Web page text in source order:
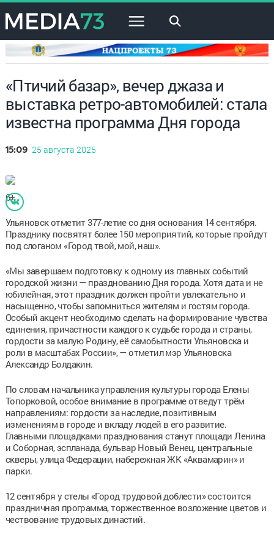
×
«Птичий базар», вечер джаза и
выставка ретро-автомобилей: стала
известна программа Дня города
15:09 25 августа 2025
6+
Ульяновск отметит 377-летие со дня основания 14 сентября.
Празднику посвятят более 150 мероприятий, которые пройдут
под слоганом «Город твой, мой, наш».
«Мы завершаем подготовку к одному из главных событий
городской жизни — празднованию Дня города. Хотя дата и не
юбилейная, этот праздник должен пройти увлекательно и
насыщенно, чтобы запомниться жителям и гостям города.
Особый акцент необходимо сделать на формирование чувства
единения, причастности каждого к судьбе города и страны,
гордости за малую Родину, её самобытности Ульяновска и
роли в масштабах России», — отметил мэр Ульяновска
Александр Болдакин.
По словам начальника управления культуры города Елены
Топорковой, особое внимание в программе отведут трём
направлениям: гордости за наследие, позитивным
изменениям в городе и вкладу людей в его развитие.
Главными площадками празднования станут площади Ленина
и Соборная, эспланада, бульвар Новый Венец, центральные
скверы, улица Федерации, набережная ЖК «Аквамарин» и
парки.
12 сентября у стелы «Город трудовой доблести» состоится
праздничная программа, торжественное возложение цветов и
чествование трудовых династий.